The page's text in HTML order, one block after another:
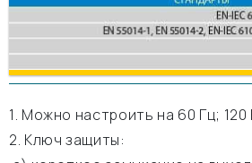
1. Можно настроить на 60 Гц; 120
2. Ключ защиты: